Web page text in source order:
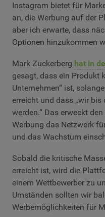
Instagram bietet für
an, die Werbung auf der
aber ich erwarte, dass
Optionen hinzukommen
Mark Zuckerberg hat in
gesagt, dass ein Produkt
Unternehmen“ ist,
erreicht und dass „wir
werden.“ Das erweckt
Werbung das Netzwerk
und das Wachstum
Sobald die kritische
erreicht ist, wird die
einem Wettbewerber zu
Umständen sollten wir
Werbemöglichkeiten für